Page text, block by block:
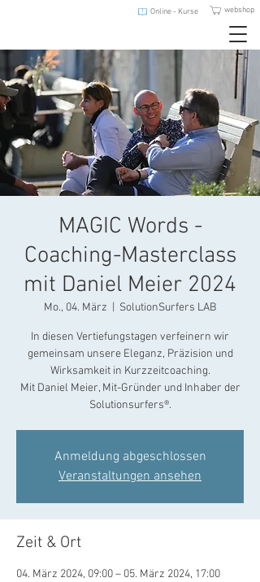
webshop
Online - Kurse
MAGIC Words -
Coaching-Masterclass
mit Daniel Meier 2024
Mo., 04. März SolutionSurfers LAB
In diesen Vertiefungstagen verfeinern wir
gemeinsam unsere Eleganz, Präzision und
Wirksamkeit in Kurzzeitcoaching.
Mit Daniel Meier, Mit-Gründer und Inhaber der
Solutionsurfers®.
Anmeldung abgeschlossen
Veranstaltungen ansehen
Zeit & Ort
04. März 2024, 09:00 – 05. März 2024, 17:00